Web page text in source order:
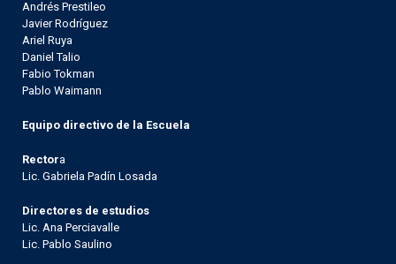
Andrés Prestileo
Javier Rodríguez
Ariel Ruya
Daniel Talio
Fabio Tokman
Pablo Waimann
Equipo directivo de la Escuela
Rectora
Lic. Gabriela Padín Losada
Directores de estudios
Lic. Ana Perciavalle
Lic. Pablo Saulino